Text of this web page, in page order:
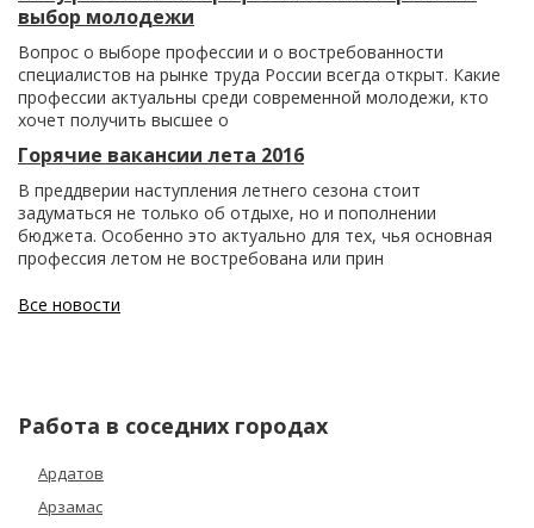
выбор молодежи
Вопрос о выборе профессии и о востребованности
специалистов на рынке труда России всегда открыт. Какие
профессии актуальны среди современной молодежи, кто
хочет получить высшее о
Горячие вакансии лета 2016
В преддверии наступления летнего сезона стоит
задуматься не только об отдыхе, но и пополнении
бюджета. Особенно это актуально для тех, чья основная
профессия летом не востребована или прин
Все новости
Работа в соседних городах
Ардатов
Арзамас